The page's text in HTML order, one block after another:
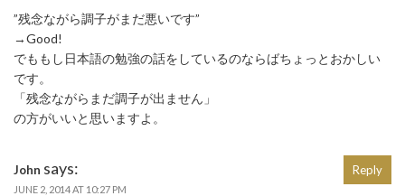
”残念ながら調子がまだ悪いです”
→Good!
でももし日本語の勉強の話をしているのならばちょっとおかしい
です。
「残念ながらまだ調子が出ません」
の方がいいと思いますよ。
John says:
JUNE 2, 2014 AT 10:27 PM
Reply